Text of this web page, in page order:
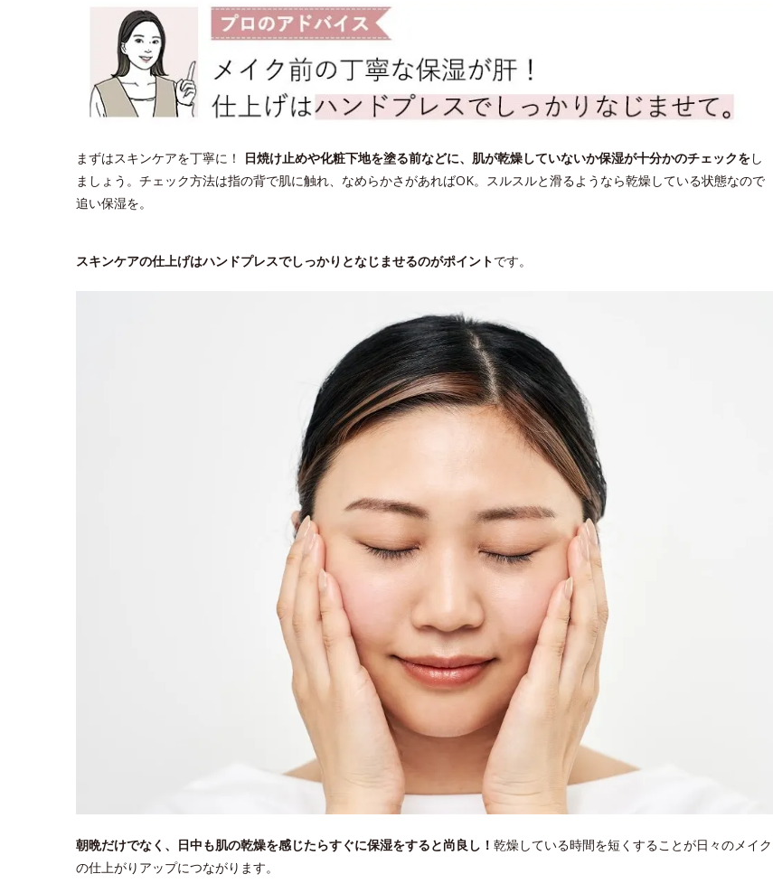
まずはスキンケアを丁寧に！ 日焼け止めや化粧下地を塗る前などに、肌が乾燥していないか保湿が十分かのチェックをし
ましょう。チェック方法は指の背で肌に触れ、なめらかさがあればOK。スルスルと滑るようなら乾燥している状態なので
追い保湿を。
スキンケアの仕上げはハンドプレスでしっかりとなじませるのがポイントです。
朝晩だけでなく、日中も肌の乾燥を感じたらすぐに保湿をすると尚良し！ 乾燥している時間を短くすることが日々のメイク
の仕上がりアップにつながります。